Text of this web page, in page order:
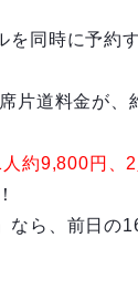
を同時に予約
片道料金が、
人約9,800円、
！
なら、前日の